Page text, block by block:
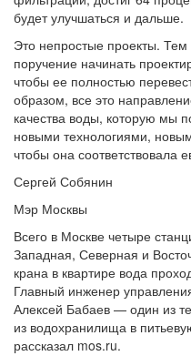
будет улучшаться и дальше.
Это непростые проекты.
поручение начинать
чтобы ее полностью
образом, все это
качества воды, которую мы
новыми технологиями,
чтобы она соответствовала
Сергей Собянин
Мэр Москвы
Всего в Москве четыре
Западная, Северная и
крана в квартире вода
Главный инженер
Алексей Бабаев — один из
из водохранилища в
рассказал mos.ru.